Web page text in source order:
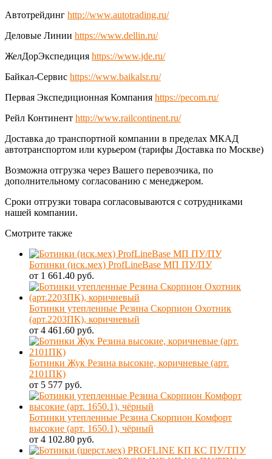
Автотрейдинг http://www.autotrading.ru/
Деловые Линии https://www.dellin.ru/
ЖелДорЭкспедиция https://www.jde.ru/
Байкал-Сервис https://www.baikalsr.ru/
Первая Экспедиционная Компания https://pecom.ru/
Рейл Континент http://www.railcontinent.ru/
Доставка до транспортной компании в пределах МКАД
автотранспортом или курьером (тарифы Доставка по Москве)
Возможна отгрузка через Вашего перевозчика, по
дополнительному согласованию с менеджером.
Сроки отгрузки товара согласовываются с сотрудниками
нашей компании.
Смотрите также
Ботинки (иск.мех) ProfLineBase МП ПУ/ПУ
от 1 661.40 руб.
Ботинки утепленные Резина Скорпион Охотник
(арт.2203ПК), коричневый
от 4 461.60 руб.
Ботинки Жук Резина высокие, коричневые (арт.
2101ПК)
от 5 577 руб.
Ботинки утепленные Резина Скорпион Комфорт
высокие (арт. 1650.1), чёрный
от 4 102.80 руб.